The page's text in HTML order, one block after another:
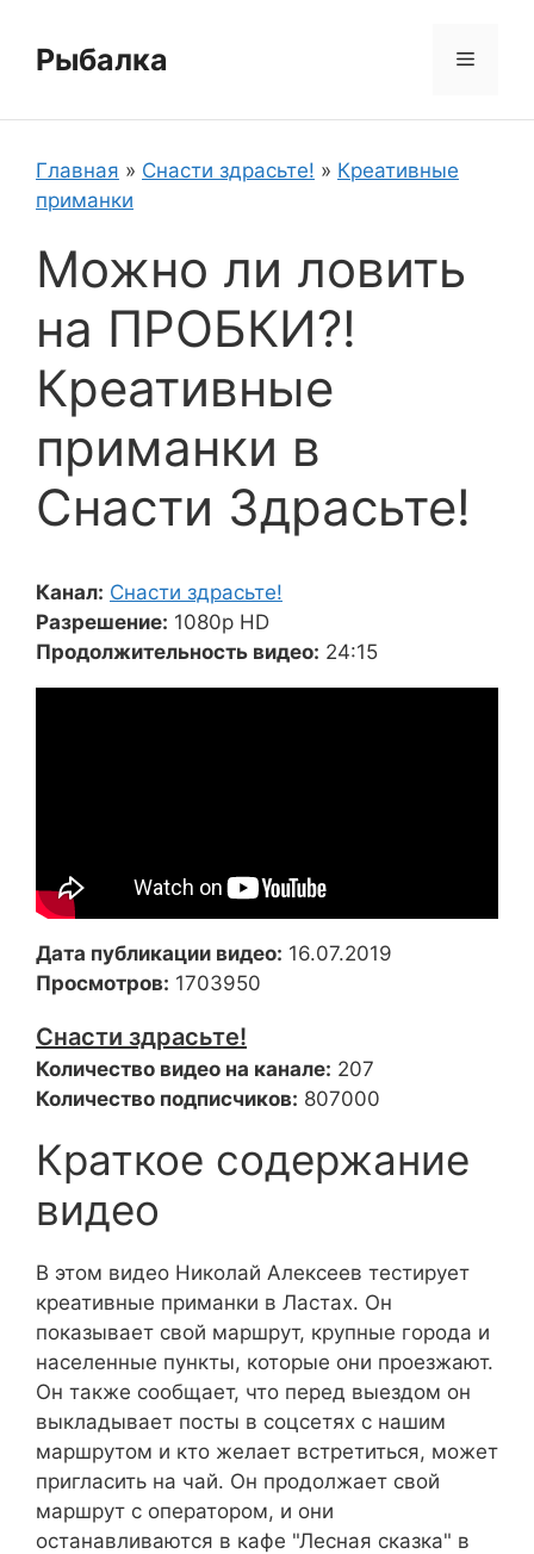
содержимому
Рыбалка Меню
Главная » Снасти здрасьте! » Креативные
приманки
Можно ли ловить
на ПРОБКИ?!
Креативные
приманки в
Снасти Здрасьте!
Канал: Снасти здрасьте!
Разрешение: 1080p HD
Продолжительность видео: 24:15
Дата публикации видео: 16.07.2019
Просмотров: 1703950
Снасти здрасьте!
Количество видео на канале: 207
Количество подписчиков: 807000
Краткое содержание
видео
В этом видео Николай Алексеев тестирует
креативные приманки в Ластах. Он
показывает свой маршрут, крупные города и
населенные пункты, которые они проезжают.
Он также сообщает, что перед выездом он
выкладывает посты в соцсетях с нашим
маршрутом и кто желает встретиться, может
пригласить на чай. Он продолжает свой
маршрут с оператором, и они
останавливаются в кафе "Лесная сказка" в